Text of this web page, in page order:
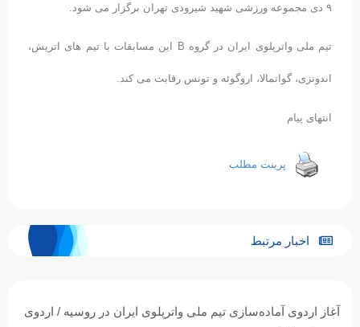
۹ دی مجموعه ورزشی شهید شیرودی تهران برگزار می شود.
تیم ملی واترپلوی ایران در گروه B این مسابقات با تیم های اتریش،
اندونزی، گواتمالا، اروگوئه و تونس رقابت می کند.
انتهای پیام
پرینت مطلب
اخبار مرتبط
آغاز اردوی آماده‌سازی تیم ملی واترپلوی ایران در روسیه / اردوی